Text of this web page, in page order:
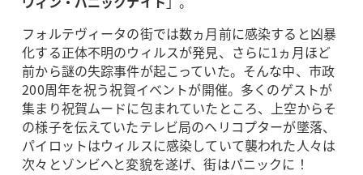
フォルテヴィータの街では数ヵ月前に感染すると凶暴
化する正体不明のウィルスが発見、さらに1ヵ月ほど
前から謎の失踪事件が起こっていた。そんな中、市政
200周年を祝う祝賀イベントが開催。多くのゲストが
集まり祝賀ムードに包まれていたところ、上空からそ
の様子を伝えていたテレビ局のヘリコプターが墜落、
パイロットはウィルスに感染していて襲われた人々は
次々とゾンビへと変貌を遂げ、街はパニックに！